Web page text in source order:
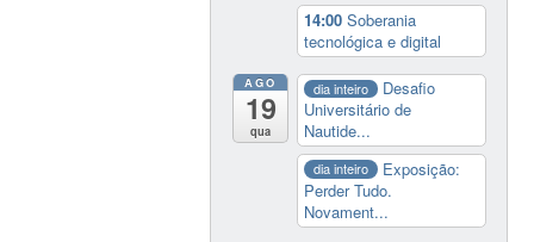
14:00Soberania
tecnológica e digital
AGO
19
qua
dia inteiro
Desafio
Universitário de
Nautide...
dia inteiro
Exposição:
Perder Tudo.
Novament...